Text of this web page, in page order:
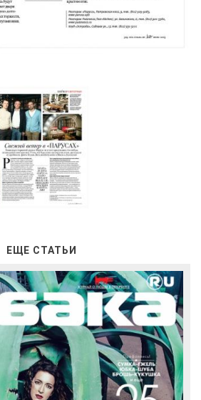
ЕЩЕ СТАТЬИ